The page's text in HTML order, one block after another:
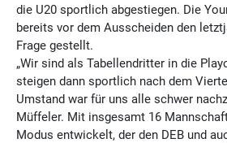
die U20 sportlich abgestiegen. Die
bereits vor dem Ausscheiden den
Frage gestellt.
„Wir sind als Tabellendritter in die
steigen dann sportlich nach dem
Umstand war für uns alle schwer
Müffeler. Mit insgesamt 16
Modus entwickelt, der den DEB und